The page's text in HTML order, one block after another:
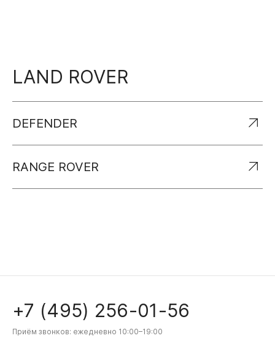
LAND ROVER
DEFENDER
RANGE ROVER
+7 (495) 256-01-56
Приём звонков: ежедневно 10:00–19:00